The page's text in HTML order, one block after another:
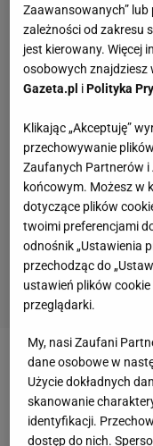
Zobacz wideo
Zbigniew Boniek
Zaawansowanych”
zależności od zakresu
jest kierowany. Więcej
osobowych znajdziesz
Gazeta.pl iPolityka
Klikając „Akceptuję”
przechowywanie
Zaufanych Partnerów i
końcowym. Możesz w
dotyczące plików
twoimi preferencjami
odnośnik „Ustawienia
przechodząc do
ustawień plików
przeglądarki.
My, nasi Zaufani
dane osobowe w
Użycie dokładnych
skanowanie
identyfikacji.
dostęp do nich.